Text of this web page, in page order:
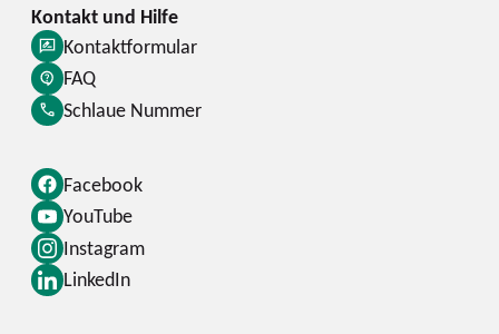
Facebook
YouTube
Instagram
LinkedIn
Kontaktformular
FAQ
Schlaue Nummer